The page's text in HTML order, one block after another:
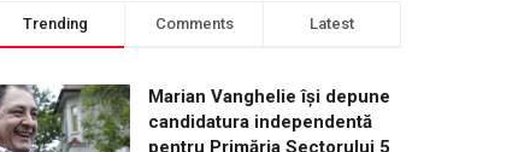
Trending Comments Latest
Marian Vanghelie își depune
candidatura independentă
pentru Primăria Sectorului 5